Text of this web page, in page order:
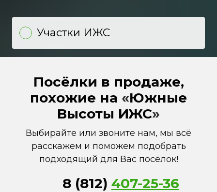
Участки ИЖС
Посёлки в продаже,
похожие на «Южные
Высоты ИЖС»
Выбирайте или звоните нам, мы всё
расскажем и поможем подобрать
подходящий для Вас посёлок!
8 (812) 407-25-36